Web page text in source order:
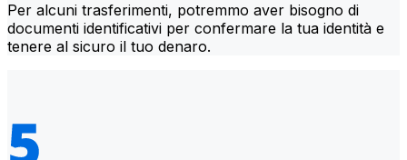
Per alcuni trasferimenti, potremmo aver bisogno di
documenti identificativi per confermare la tua identità e
tenere al sicuro il tuo denaro.